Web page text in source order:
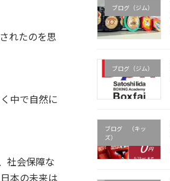
れたのを思
中で自然に
社会保障な
本の未来は
ブログ（ジム）
ブログ（ジム）
ブログ （キッ
ズ）